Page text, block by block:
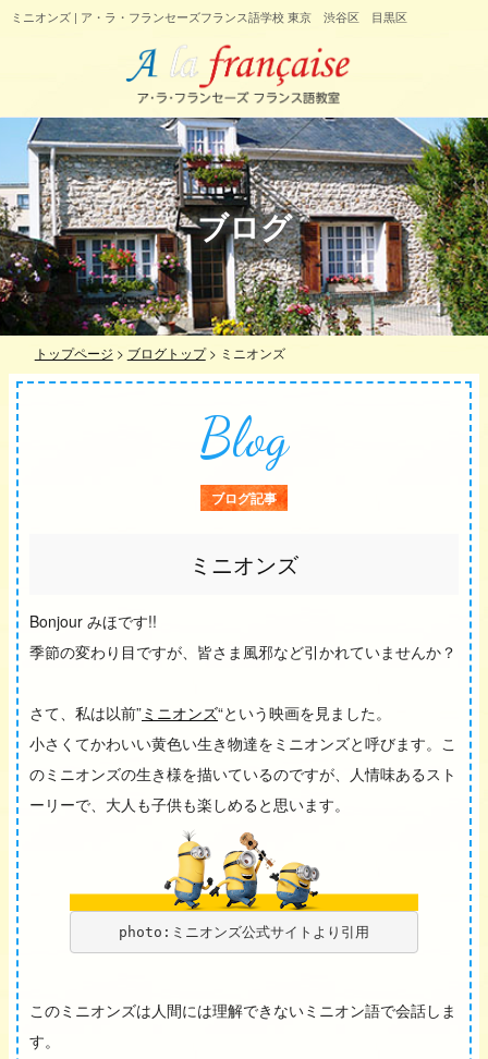
ミニオンズ | ア・ラ・フランセーズフランス語学校 東京 渋谷区 目黒区
ブログ
トップページ > ブログトップ> ミニオンズ
Blog
ブログ記事
ミニオンズ
Bonjour みほです!!
季節の変わり目ですが、皆さま風邪など引かれていませんか？
さて、私は以前”ミニオンズ“という映画を見ました。
小さくてかわいい黄色い生き物達をミニオンズと呼びます。こ
のミニオンズの生き様を描いているのですが、人情味あるスト
ーリーで、大人も子供も楽しめると思います。
photo:ミニオンズ公式サイトより引用
このミニオンズは人間には理解できないミニオン語で会話しま
す。